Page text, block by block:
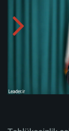
Təhlükəsizlik